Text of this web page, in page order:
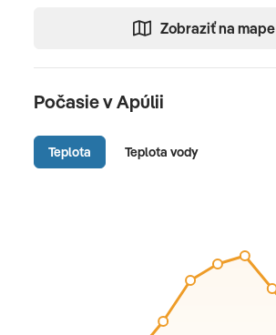
Zobraziť na mape
Počasie v Apúlii
Teplota Teplota vody